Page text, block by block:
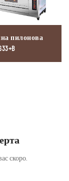
пилонова
скоро.